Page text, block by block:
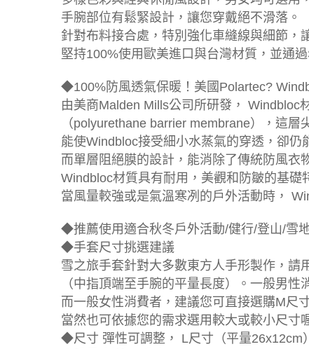
手腕部位有鬆緊設計，讓您穿戴絕不滑落。
針對布料接合處，特別強化車縫線與細節，
堅持100%使用歐美進口與台灣材質，並通
◆100%防風透氣保暖！美國Polartec?
由美商Malden Mills公司所研發， Windbloc
（polyurethane barrier membrane），這層
能使Windbloc接受細小水蒸氣的穿透，卻仍
而單層阻絕膜的設計，能消除了傳統防風衣
Windbloc材質具有耐用，美觀和防皺的基礎
當風量較強或是氣溫寒冽的戶外活動時，
◆推薦使用適合秋冬戶外活動/健行/登山/雪
◆手套尺寸挑選建議
雪之旅手套針對大多數東方人手形製作，請
（中指頂端至手腕的平量長度）。一般男
而一般女性消費者，建議您可直接選購M尺
當然也可依據您的需求選用較大或較小尺寸
◆尺寸 彈性可調整， L尺寸（平量26x12cm